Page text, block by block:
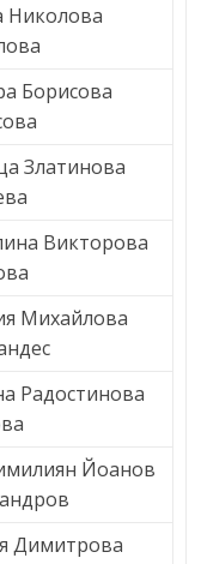
Николова
Борисова
Златинова
Викторова
Михайлова
Радостинова
Йоанов
Димитрова